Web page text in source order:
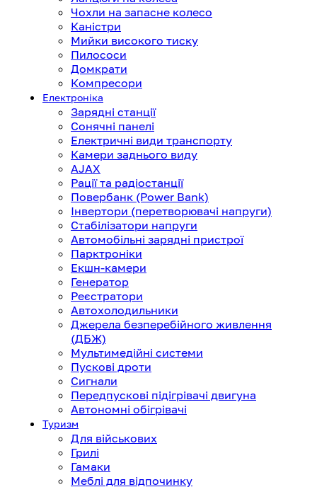
Чохли на запасне колесо
Каністри
Мийки високого тиску
Пилососи
Домкрати
Компресори
Електроніка
Зарядні станції
Сонячні панелі
Електричні види транспорту
Камери заднього виду
AJAX
Рації та радіостанції
Повербанк (Power Bank)
Інвертори (перетворювачі напруги)
Стабілізатори напруги
Автомобільні зарядні пристрої
Парктроніки
Екшн-камери
Генератор
Реєстратори
Автохолодильники
Джерела безперебійного живлення
(ДБЖ)
Мультимедійні системи
Пускові дроти
Сигнали
Передпускові підігрівачі двигуна
Автономні обігрівачі
Туризм
Для військових
Грилі
Гамаки
Меблі для відпочинку